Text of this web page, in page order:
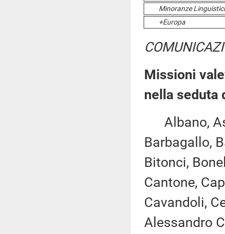
Minoranze
+Europa
Missioni
nella seduta
Albano,
Barbagallo,
Bitonci,
Cantone,
Cavandoli,
Alessandro